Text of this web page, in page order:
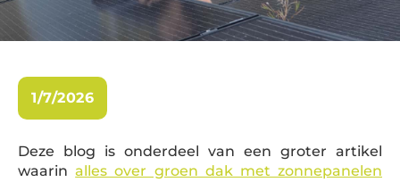
1/7/2026
Deze blog is onderdeel van een groter artikel
waarinalles over groen dak met zonnepanelen